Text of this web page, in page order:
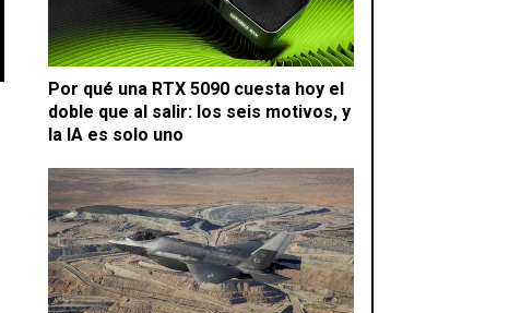
Por qué una RTX 5090 cuesta hoy el
doble que al salir: los seis motivos, y
la IA es solo uno